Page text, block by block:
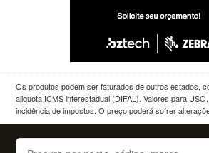
Os produtos podem ser faturados de outros estados,
aliquota ICMS interestadual (DIFAL). Valores para
incidência de impostos. O preço poderá sofrer
Buscar